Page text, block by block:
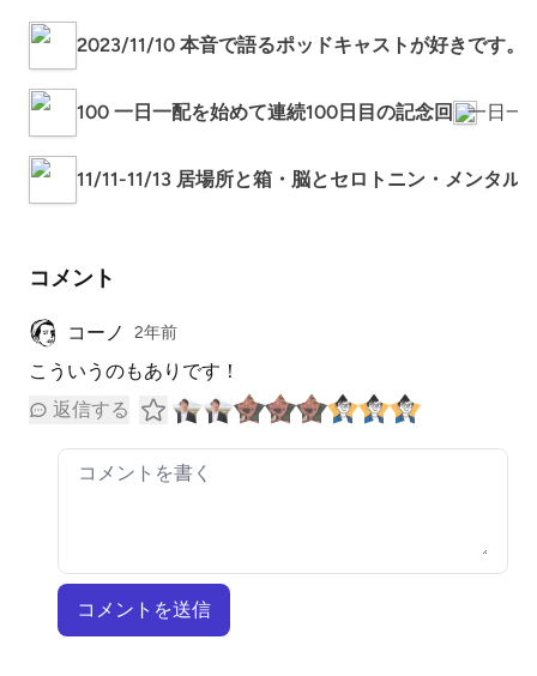
2023/11/10 本音で語るポッドキャストが好きです。
100 一日一配を始めて連続100日目の記念回 一日一
11/11-11/13 居場所と箱・脳とセロトニン・メンタル
コメント
コーノ 2年前
こういうのもありです！
返信する
コメントを送信